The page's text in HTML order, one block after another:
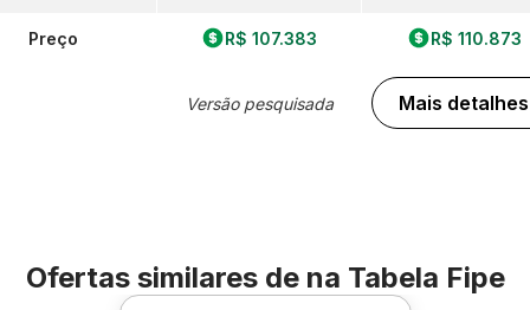
Preço R$ 107.383
Versão pesquisada
R$ 110.873
Mais detalhes
Ofertas similares de na Tabela Fipe